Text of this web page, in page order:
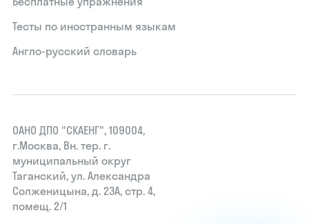
Тесты по иностранным языкам
Англо-русский словарь
ОАНО ДПО "СКАЕНГ", 109004,
г.Москва, Вн. тер. г.
муниципальный округ
Таганский, ул. Александра
Солженицына, д. 23А, стр. 4,
помещ. 2/1